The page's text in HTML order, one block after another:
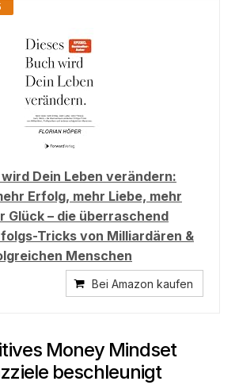
Dein Leben verändern:
Erfolg, mehr Liebe, mehr
Glück – die überraschend
Tricks von Milliardären &
Menschen
Bei Amazon kaufen
Money Mindset
beschleunigt